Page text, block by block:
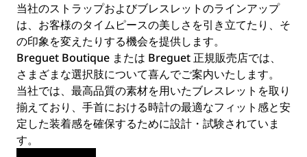
当社のストラップおよびブレスレットのラインアップ
は、お客様のタイムピースの美しさを引き立てたり、そ
の印象を変えたりする機会を提供します。
Breguet Boutique または Breguet 正規販売店では、
さまざまな選択肢について喜んでご案内いたします。
当社では、最高品質の素材を用いたブレスレットを取り
揃えており、手首における時計の最適なフィット感と安
定した装着感を確保するために設計・試験されていま
す。